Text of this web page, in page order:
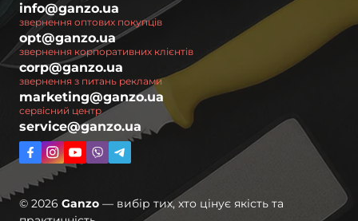
info@ganzo.ua
звернення оптових покупців
opt@ganzo.ua
звернення корпоративних клієнтів
corp@ganzo.ua
звернення з питань реклами
marketing@ganzo.ua
сервісний центр
service@ganzo.ua
© 2026 Ganzo — вибір тих, хто цінує якість та